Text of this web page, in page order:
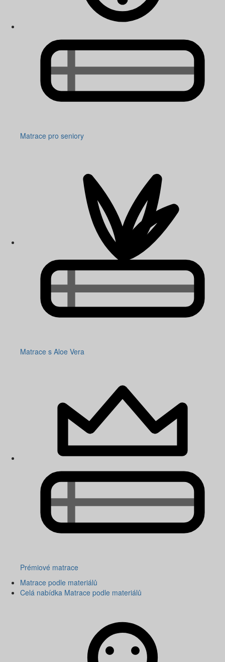
Matrace pro seniory
Matrace s Aloe Vera
Prémiové matrace
Matrace podle materiálů
Celá nabídka Matrace podle materiálů